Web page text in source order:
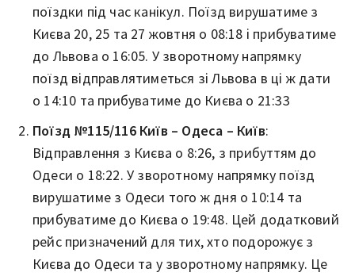
поїздки під час канікул. Поїзд вирушатиме з
Києва 20, 25 та 27 жовтня о 08:18 і прибуватиме
до Львова о 16:05. У зворотному напрямку
поїзд відправлятиметься зі Львова в ці ж дати
о 14:10 та прибуватиме до Києва о 21:33
Поїзд №115/116 Київ – Одеса – Київ:
Відправлення з Києва о 8:26, з прибуттям до
Одеси о 18:22. У зворотному напрямку поїзд
вирушатиме з Одеси того ж дня о 10:14 та
прибуватиме до Києва о 19:48. Цей додатковий
рейс призначений для тих, хто подорожує з
Києва до Одеси та у зворотному напрямку. Це